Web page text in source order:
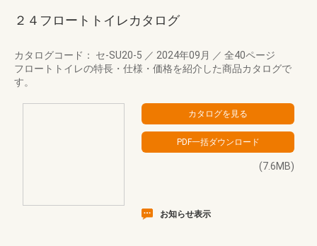
２４フロートトイレカタログ
カタログコード： セ-SU20-5 ／ 2024年09月 ／ 全40ページ
フロートトイレの特長・仕様・価格を紹介した商品カタログで
す。
(7.6MB)
お知らせ表示